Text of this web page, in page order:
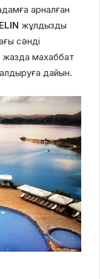
арналған
жұлдызды
сәнді
жазда махаббат
дайын.